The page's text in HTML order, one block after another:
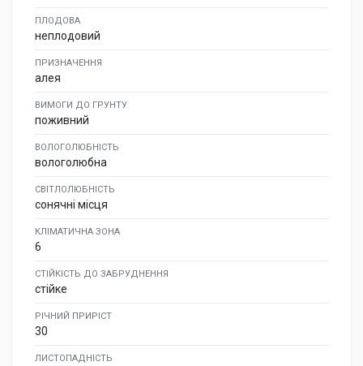
ПЛОДОВА
неплодовий
ПРИЗНАЧЕННЯ
алея
ВИМОГИ ДО ГРУНТУ
поживний
ВОЛОГОЛЮБНІСТЬ
вологолюбна
СВІТЛОЛЮБНІСТЬ
сонячні місця
КЛІМАТИЧНА ЗОНА
6
СТІЙКІСТЬ ДО ЗАБРУДНЕННЯ
стійке
РІЧНИЙ ПРИРІСТ
30
ЛИСТОПАДНІСТЬ